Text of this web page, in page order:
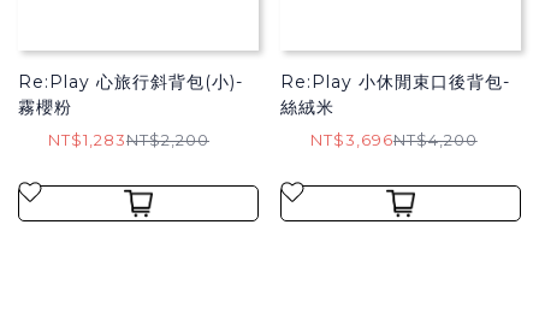
Re:Play 心旅行斜背包(小)-
霧櫻粉
NT$1,283NT$2,200
Re:Play 小休閒束口後背包-
絲絨米
NT$3,696NT$4,200